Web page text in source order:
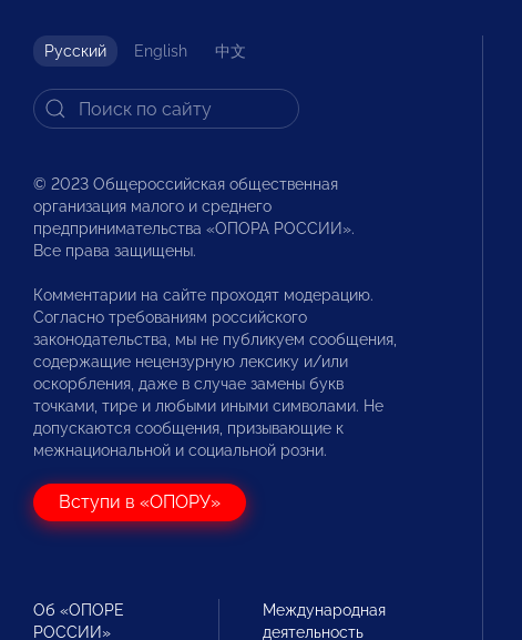
Русский English 中文
© 2023 Общероссийская общественная
организация малого и среднего
предпринимательства «ОПОРА РОССИИ».
Все права защищены.
Комментарии на сайте проходят модерацию.
Согласно требованиям российского
законодательства, мы не публикуем сообщения,
содержащие нецензурную лексику и/или
оскорбления, даже в случае замены букв
точками, тире и любыми иными символами. Не
допускаются сообщения, призывающие к
межнациональной и социальной розни.
Вступи в «ОПОРУ»
Об «ОПОРЕ
РОССИИ»
Международная
деятельность